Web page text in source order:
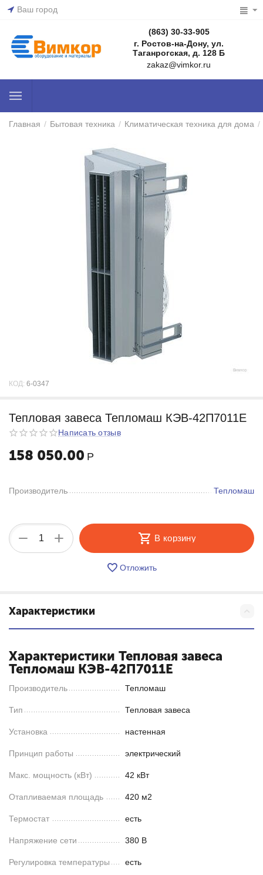
Ваш город
(863) 30-33-905
г. Ростов-на-Дону, ул.
Таганрогская, д. 128 Б
zakaz@vimkor.ru
Главная / Бытовая техника / Климатическая техника для дома /
КОД: 6-0347
Тепловая завеса Тепломаш КЭВ-42П7011Е
Написать отзыв
158 050.00 Р
Производитель Тепломаш
+
− В корзину
Отложить
Характеристики
Характеристики Тепловая завеса
Тепломаш КЭВ-42П7011Е
Производитель Тепломаш
Тип Тепловая завеса
Установка настенная
Принцип работы электрический
Макс. мощность (кВт) 42 кВт
Отапливаемая площадь 420 м2
Термостат есть
Напряжение сети 380 В
Регулировка температуры есть